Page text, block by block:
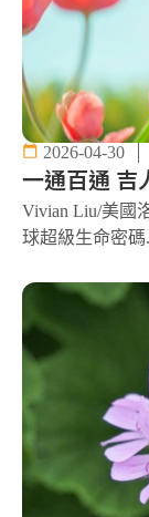
2026-04-30
一通百通 吉
Vivian Liu/美國
球超級生命密碼